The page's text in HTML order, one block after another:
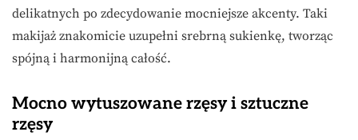
delikatnych po zdecydowanie mocniejsze akcenty. Taki
makijaż znakomicie uzupełni srebrną sukienkę, tworząc
spójną i harmonijną całość.
Mocno wytuszowane rzęsy i sztuczne
rzęsy